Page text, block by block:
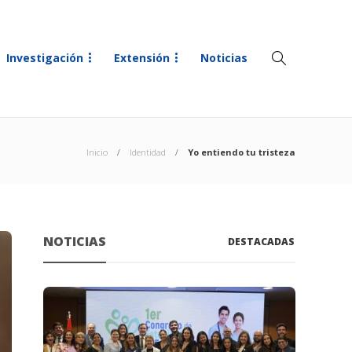
Investigación Extensión Noticias
Inicio Identidad Yo entiendo tu tristeza
NOTICIAS DESTACADAS